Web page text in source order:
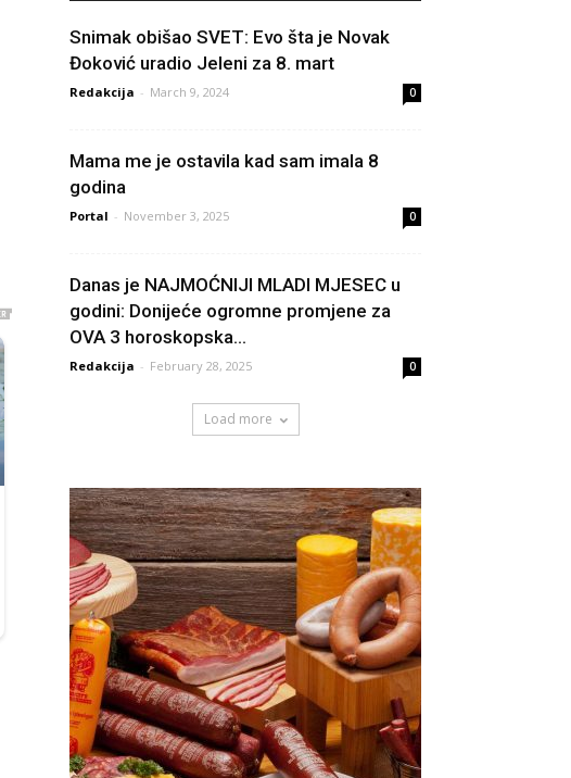
Snimak obišao SVET: Evo šta je Novak
Đoković uradio Jeleni za 8. mart
Redakcija - March 9, 2024 0
Mama me je ostavila kad sam imala 8
godina
Portal - November 3, 2025 0
Danas je NAJMOĆNIJI MLADI MJESEC u
godini: Donijeće ogromne promjene za
OVA 3 horoskopska...
Redakcija - February 28, 2025 0
Load more